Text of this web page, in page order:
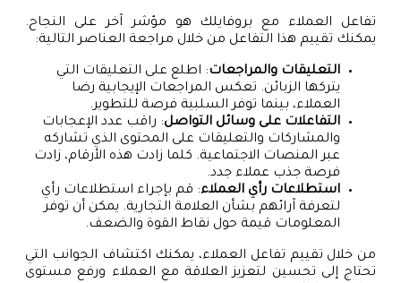
تفاعل العملاء مع بروفايلك هو مؤشر آخر على النجاح.
يمكنك تقييم هذا التفاعل من خلال مراجعة العناصر التالية:
التعليقات والمراجعات: اطلع على التعليقات التي
يتركها الزبائن. تعكس المراجعات الإيجابية رضا
العملاء، بينما توفر السلبية فرصة للتطوير.
التفاعلات على وسائل التواصل: راقب عدد الإعجابات
والمشاركات والتعليقات على المحتوى الذي تشاركه
عبر المنصات الاجتماعية. كلما زادت هذه الأرقام، زادت
فرصة جذب عملاء جدد.
استطلاعات رأي العملاء: قم بإجراء استطلاعات رأي
لتعرفة آرائهم بشأن العلامة التجارية. يمكن أن توفر
المعلومات قيمة حول نقاط القوة والضعف.
من خلال تقييم تفاعل العملاء، يمكنك اكتشاف الجوانب التي
تحتاج إلى تحسين لتعزيز العلاقة مع العملاء ورفع مستوى